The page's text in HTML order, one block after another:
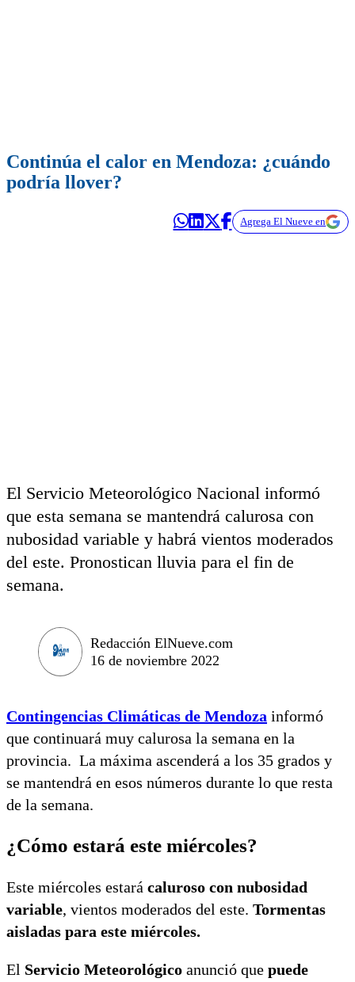
Continúa el calor en Mendoza: ¿cuándo
podría llover?
Agrega El Nueve en
El Servicio Meteorológico Nacional informó
que esta semana se mantendrá calurosa con
nubosidad variable y habrá vientos moderados
del este. Pronostican lluvia para el fin de
semana.
Redacción ElNueve.com
16 de noviembre 2022
Contingencias Climáticas de Mendoza informó
que continuará muy calurosa la semana en la
provincia. La máxima ascenderá a los 35 grados y
se mantendrá en esos números durante lo que resta
de la semana.
¿Cómo estará este miércoles?
Este miércoles estará caluroso con nubosidad
variable, vientos moderados del este. Tormentas
aisladas para este miércoles.
El Servicio Meteorológico anunció que puede